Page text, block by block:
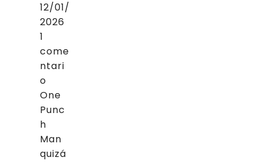
12/01/
2026
1
come
ntari
o
One
Punc
h
Man
quizá